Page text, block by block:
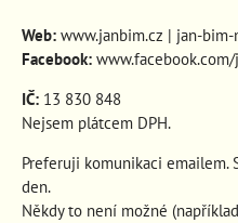
Web: www.janbim.cz | jan-bim-
Facebook:
IČ: 13 830 848
Nejsem plátcem DPH.
Preferuji komunikaci emailem.
den.
Někdy to není možné